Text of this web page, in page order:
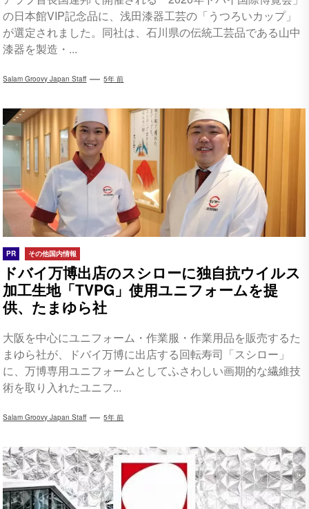
の日本館VIP記念品に、浅田漆器工芸の「うつろいカップ」
が選定されました。同社は、石川県の伝統工芸品である山中
漆器を製造・...
Salam Groovy Japan Staff 5年 前
PR その他国内情報
ドバイ万博出店のスシローに独自抗ウイルス
加工生地「TVPG」使用ユニフォームを提
供、たまゆら社
大阪を中心にユニフォーム・作業服・作業用品を販売するた
まゆら社が、ドバイ万博に出店する回転寿司「スシロー」
に、万博専用ユニフォームとしてふさわしい画期的な繊維技
術を取り入れたユニフ...
Salam Groovy Japan Staff 5年 前